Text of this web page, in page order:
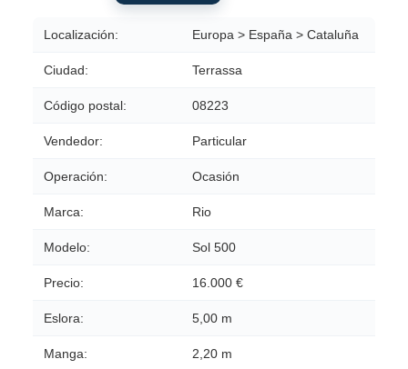
Localización: Europa > España > Cataluña
Ciudad: Terrassa
Código postal: 08223
Vendedor: Particular
Operación: Ocasión
Marca: Rio
Modelo: Sol 500
Precio: 16.000 €
Eslora: 5,00 m
Manga: 2,20 m